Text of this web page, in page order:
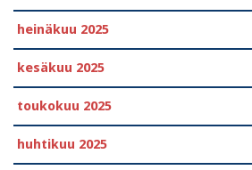
heinäkuu 2025
kesäkuu 2025
toukokuu 2025
huhtikuu 2025